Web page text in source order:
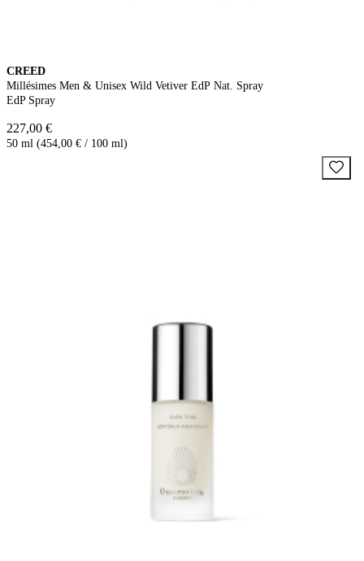
CREED
Millésimes Men & Unisex Wild Vetiver EdP Nat. Spray
EdP Spray
227,00 €
50 ml (454,00 € / 100 ml)